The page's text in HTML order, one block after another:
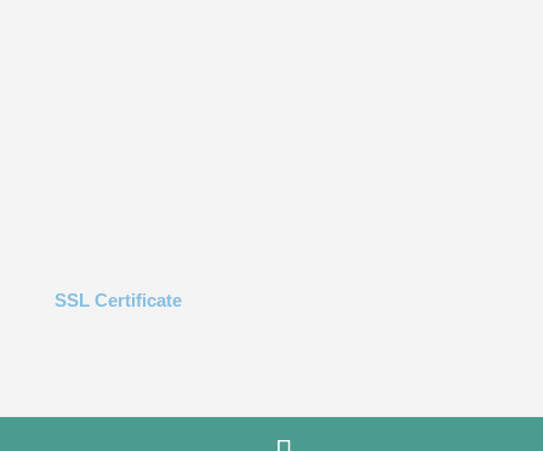
SSL Certificate